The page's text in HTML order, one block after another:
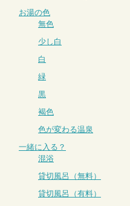
お湯の色
無色
少し白
白
緑
黒
褐色
色が変わる温泉
一緒に入る？
混浴
貸切風呂（無料）
貸切風呂（有料）